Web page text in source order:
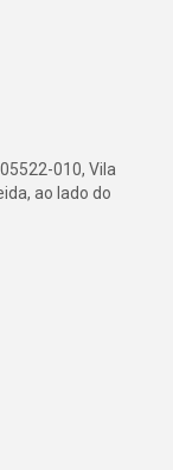
010, Vila
ao lado do